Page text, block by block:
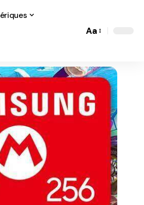
Font
Aa